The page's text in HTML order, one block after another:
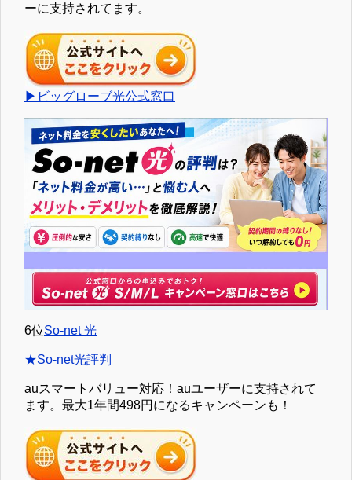
ーに支持されてます。
▶ビッグローブ光公式窓口
6位So-net 光
★So-net光評判
auスマートバリュー対応！auユーザーに支持されて
ます。最大1年間498円になるキャンペーンも！